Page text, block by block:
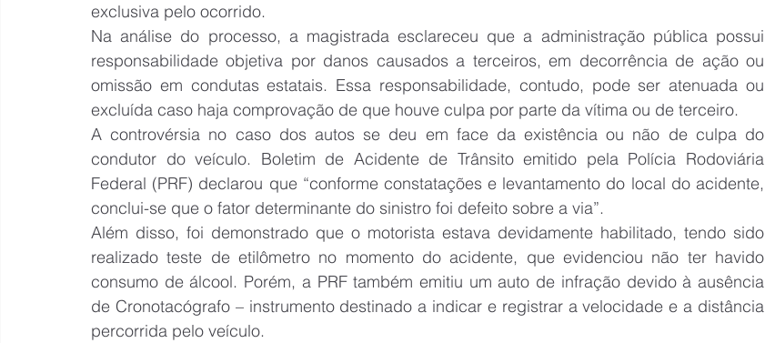
exclusiva pelo ocorrido.
Na análise do processo, a magistrada esclareceu que a administração pública possui
responsabilidade objetiva por danos causados a terceiros, em decorrência de ação ou
omissão em condutas estatais. Essa responsabilidade, contudo, pode ser atenuada ou
excluída caso haja comprovação de que houve culpa por parte da vítima ou de terceiro.
A controvérsia no caso dos autos se deu em face da existência ou não de culpa do
condutor do veículo. Boletim de Acidente de Trânsito emitido pela Polícia Rodoviária
Federal (PRF) declarou que “conforme constatações e levantamento do local do acidente,
conclui-se que o fator determinante do sinistro foi defeito sobre a via”.
Além disso, foi demonstrado que o motorista estava devidamente habilitado, tendo sido
realizado teste de etilômetro no momento do acidente, que evidenciou não ter havido
consumo de álcool. Porém, a PRF também emitiu um auto de infração devido à ausência
de Cronotacógrafo – instrumento destinado a indicar e registrar a velocidade e a distância
percorrida pelo veículo.